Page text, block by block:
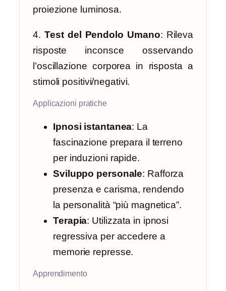
proiezione luminosa.
4. Test del Pendolo Umano: Rileva
risposte inconsce osservando
l’oscillazione corporea in risposta a
stimoli positivi/negativi.
Applicazioni pratiche
Ipnosi istantanea: La
fascinazione prepara il terreno
per induzioni rapide.
Sviluppo personale: Rafforza
presenza e carisma, rendendo
la personalità “più magnetica”.
Terapia: Utilizzata in ipnosi
regressiva per accedere a
memorie represse.
Apprendimento